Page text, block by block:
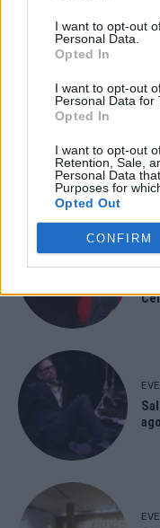
I want to opt-out
Personal Data.
Opted In
I want to opt-out
Personal Data for
Opted In
I want to opt-out
Retention, Sale,
Personal Data
Purposes for
Opted Out
CONFIRM